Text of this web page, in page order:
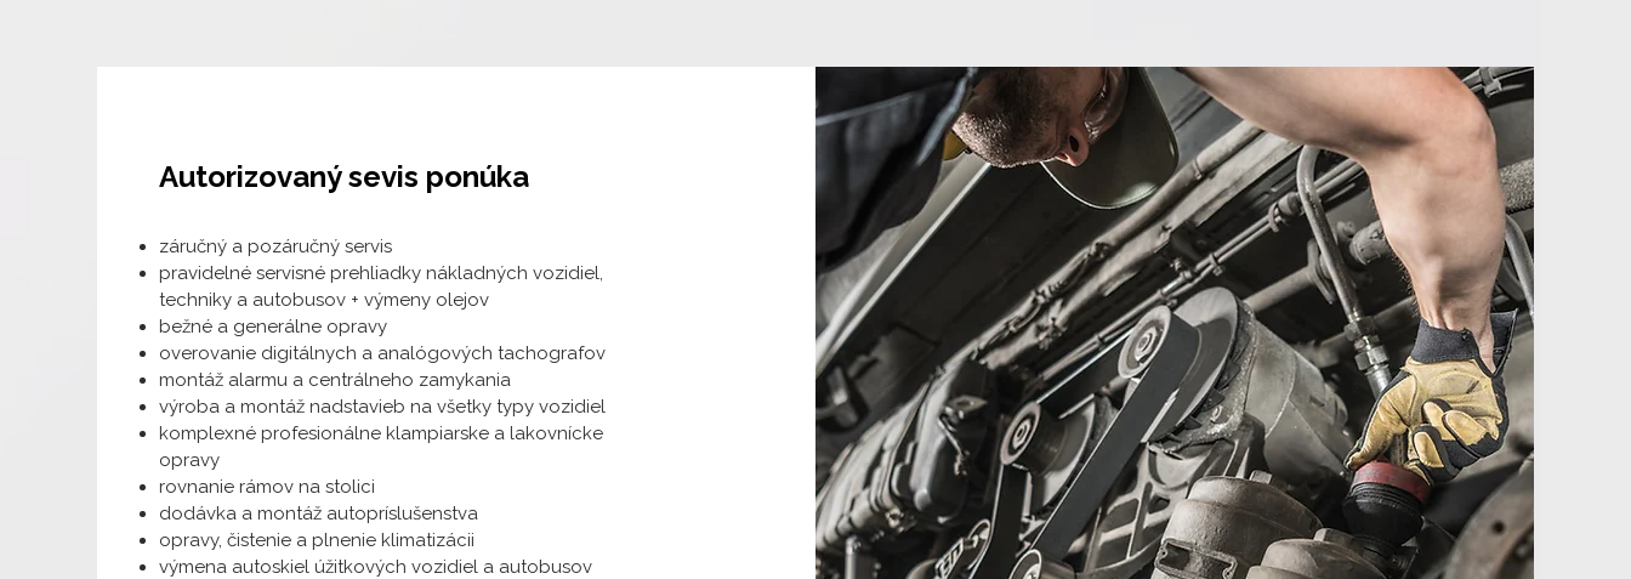
Autorizovaný sevis ponúka
záručný a pozáručný servis
pravidelné servisné prehliadky nákladných vozidiel,
techniky a autobusov + výmeny olejov
bežné a generálne opravy
overovanie digitálnych a analógových tachografov
montáž alarmu a centrálneho zamykania
výroba a montáž nadstavieb na všetky typy vozidiel
komplexné profesionálne klampiarske a lakovnícke
opravy
rovnanie rámov na stolici
dodávka a montáž autopríslušenstva
opravy, čistenie a plnenie klimatizácii
výmena autoskiel úžitkových vozidiel a autobusov